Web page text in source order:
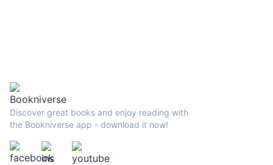
Discover great books and enjoy reading with
the Bookniverse app - download it now!